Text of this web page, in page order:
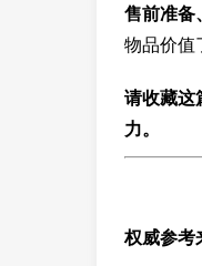
售前准备
物品价值
请收藏这
力。
权威参考